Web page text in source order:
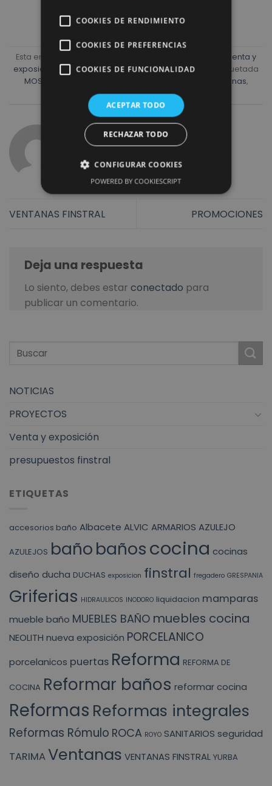
Esta entrada fue publicada en
Venta y
exposición
Ventanas,VENTANAS DE RENOVACION
y etiquetada
MOSQUITERAS
Ventanas,
VENTANAS FINSTRAL,VENTANAS RENOVACION
REFORMAS ROMULO
VENTANAS FINSTRAL PROMOCIONES
Deja una respuesta
Lo siento, debes estar conectado para
publicar un comentario.
NOTICIAS
PROYECTOS
Venta y exposición
presupuestos finstral
ETIQUETAS
accesorios baño Albacete ALVIC ARMARIOS AZULEJO
AZULEJOS bañobañoscocina cocinas
diseño ducha DUCHAS exposicion finstral fregadero GRESPANIA
Griferias HIDRAULICOS INODORO liquidacion mamparas
mueble baño MUEBLES BAÑO muebles cocina
NEOLITH nueva exposición PORCELANICO
porcelanicos puertas Reforma REFORMA DE
COCINA Reformar baños reformar cocina
Reformas Reformas integrales
Reformas Rómulo ROCA ROYO SANITARIOS seguridad
TARIMAVentanas VENTANAS FINSTRAL YURBA
COOKIES DE RENDIMIENTO
COOKIES DE PREFERENCIAS
COOKIES DE FUNCIONALIDAD
ACEPTAR TODO
RECHAZAR TODO
CONFIGURAR COOKIES
POWERED BY COOKIESCRIPT